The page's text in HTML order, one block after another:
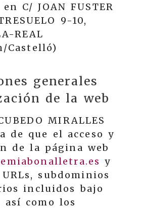
C/ JOAN FUSTER
9-10,
REAL
Castelló)
generales
de la web
MIRALLES
de que el acceso y
de la página web
y
subdominios
incluidos bajo
así como los